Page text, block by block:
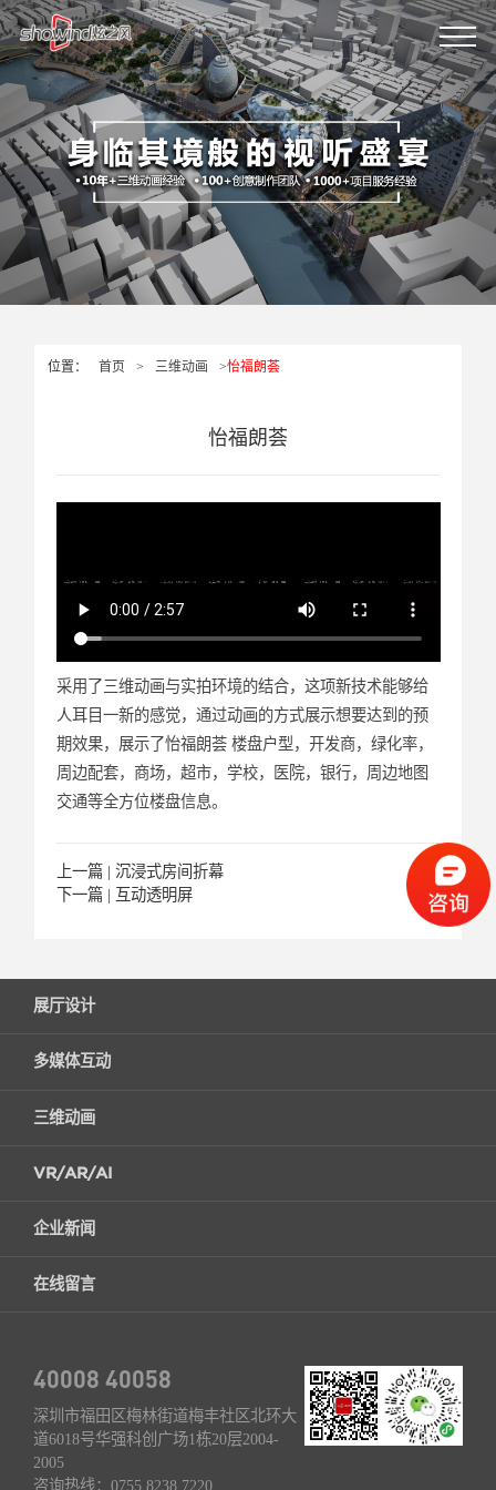
位置： 首页 > 三维动画 >怡福朗荟
怡福朗荟
采用了三维动画与实拍环境的结合，这项新技术能够给
人耳目一新的感觉，通过动画的方式展示想要达到的预
期效果，展示了怡福朗荟 楼盘户型，开发商，绿化率，
周边配套，商场，超市，学校，医院，银行，周边地图
交通等全方位楼盘信息。
上一篇 | 沉浸式房间折幕
下一篇 | 互动透明屏
展厅设计
多媒体互动
三维动画
VR/AR/AI
企业新闻
在线留言
40008 40058
深圳市福田区梅林街道梅丰社区北环大
道6018号华强科创广场1栋20层2004-
2005
咨询热线： 0755 8238 7220